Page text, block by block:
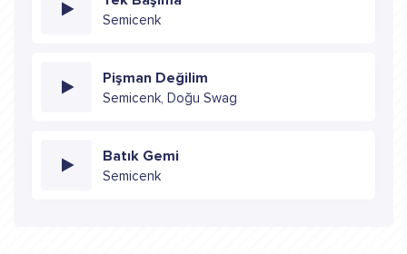
Semicenk
Pişman Değilim
Semicenk, Doğu Swag
Batık Gemi
Semicenk